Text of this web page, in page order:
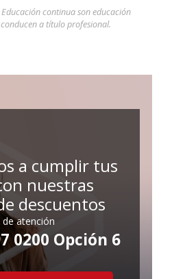
continua son educación
a título profesional.
a cumplir tus
nuestras
descuentos
de atención
0200 Opción 6